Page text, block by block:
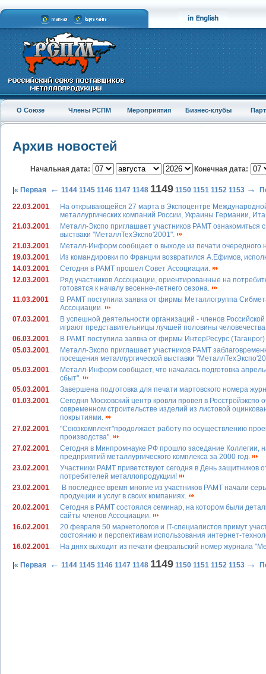
О Союзе Члены РСПМ Мероприятия Бизнес-клубы
Архив новостей
Начальная дата: Конечная дата:
« Первая ← 1144 1145 1146 1147 1148 1149 1150 1151 1152 1153 →
22.03.2001
На открывающейся 27 марта в Экспоцентре
металлургических компаний России, Украины Германии,
21.03.2001
Металл-Экспо приглашает участников РАМТ ознакомиться
выстваки "МеталлТехЭкспо'2001".
21.03.2001
Металл-Информ сообщает о выходе из печати
19.03.2001
Из командировки по Франции возвратился А.Ефимов,
14.03.2001
Сегодня в РАМТ прошел Совет Ассоциации.
12.03.2001
Ряд участников Ассоциации, ориентированные на
готовятся к началу весенне-летнего сезона.
11.03.2001
В РАМТ поступила заявка от фирмы Металлогруппа
Ассоциации.
07.03.2001
В успешной деятельности организаций - членов
играют представительницы лучшей половины
06.03.2001
В РАМТ поступила заявка от фирмы ИнтерРесурс
05.03.2001
Металл-Экспо приглашает участников РАМТ
посещения металлургической выставки
05.03.2001
Металл-Информ сообщает, что началась подготовка
сбыт".
05.03.2001
Завершена подготовка для печати мартовского номера
01.03.2001
Сегодня Московский центр кровли провел в
современном строительстве изделий из листовой
покрытиями.
27.02.2001
"Союзкомплект"продолжает работу по осуществлению
производства".
27.02.2001
Сегодня в Минпромнауке РФ прошло заседание Коллегии,
предприятий металлургического комплекса за 2000 год.
23.02.2001
Участники РАМТ приветствуют сегодня в День защитников
потребителей металлопродукции!
23.02.2001
В последнее время многие из участников РАМТ начали
продукции и услуг в своих компаниях.
20.02.2001
Сегодня в РАМТ состоялся семинар, на котором были
сайты членов Ассоциации.
16.02.2001
20 февраля 50 маркетологов и IT-специалистов примут
состоянию и перспективам использования интернет-
16.02.2001
На днях выходит из печати февральский номер журнала
« Первая ← 1144 1145 1146 1147 1148 1149 1150 1151 1152 1153 →